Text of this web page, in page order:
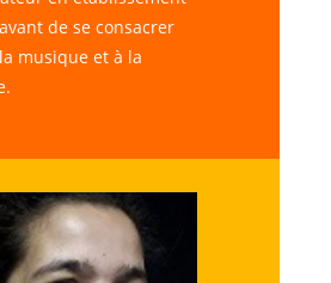
de se consacrer
musique et à la